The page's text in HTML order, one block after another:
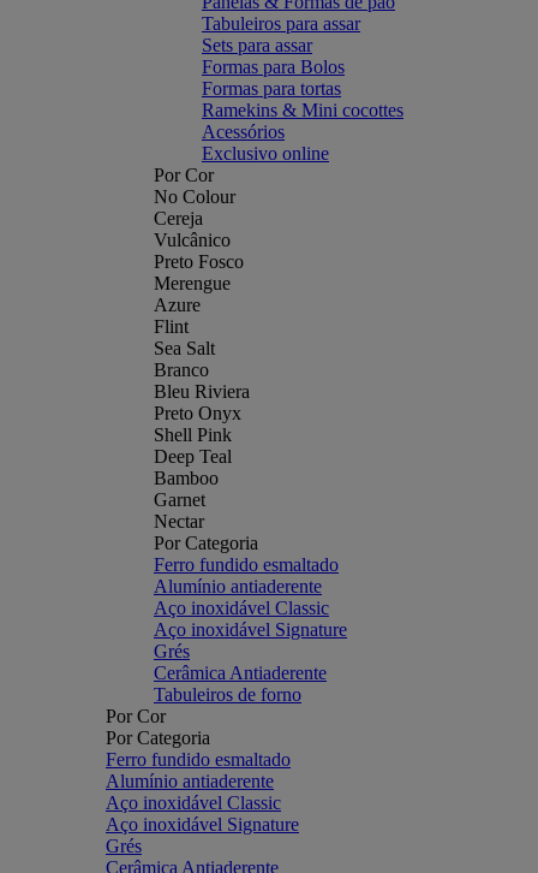
Tabuleiros para assar
Sets para assar
Formas para Bolos
Formas para tortas
Ramekins & Mini cocottes
Acessórios
Exclusivo online
Por Cor
No Colour
Cereja
Vulcânico
Preto Fosco
Merengue
Azure
Flint
Sea Salt
Branco
Bleu Riviera
Preto Onyx
Shell Pink
Deep Teal
Bamboo
Garnet
Nectar
Por Categoria
Ferro fundido esmaltado
Alumínio antiaderente
Aço inoxidável Classic
Aço inoxidável Signature
Grés
Cerâmica Antiaderente
Tabuleiros de forno
Por Cor
Por Categoria
Ferro fundido esmaltado
Alumínio antiaderente
Aço inoxidável Classic
Aço inoxidável Signature
Grés
Cerâmica Antiaderente